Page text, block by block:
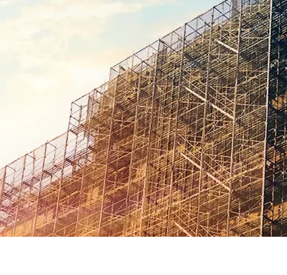
大規模修繕でコンサルタント
が必要な理由とは？
コンサルタン ト業務の流れ
施工業者選定業務
会社概要
る質問 お知らせ